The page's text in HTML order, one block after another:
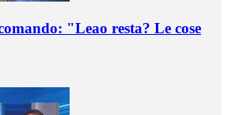
"Leao resta? Le cose